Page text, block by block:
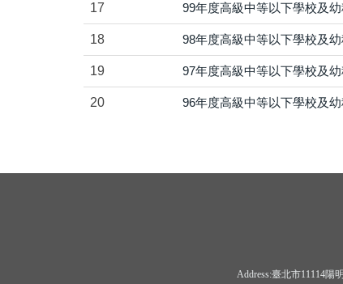
17 99年度高級中等以下學校及
18 98年度高級中等以下學校及
19 97年度高級中等以下學校及
20 96年度高級中等以下學校及
Address:臺北市11114